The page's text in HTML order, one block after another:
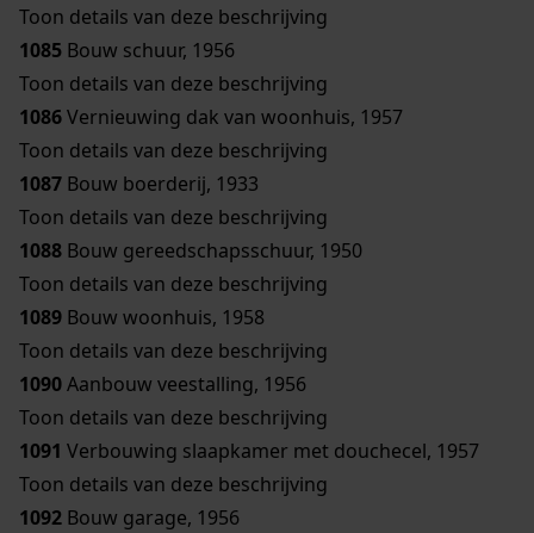
Toon details van deze beschrijving
1085 Bouw schuur, 1956
Toon details van deze beschrijving
1086Vernieuwing dak van woonhuis, 1957
Toon details van deze beschrijving
1087 Bouw boerderij, 1933
Toon details van deze beschrijving
1088 Bouw gereedschapsschuur, 1950
Toon details van deze beschrijving
1089 Bouw woonhuis, 1958
Toon details van deze beschrijving
1090Aanbouw veestalling, 1956
Toon details van deze beschrijving
1091 Verbouwing slaapkamer met douchecel, 1957
Toon details van deze beschrijving
1092 Bouw garage, 1956